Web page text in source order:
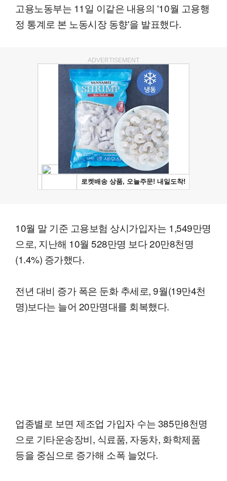
고용노동부는 11일 이같은 내용의 '10월 고용행
정 통계로 본 노동시장 동향'을 발표했다.
ADVERTISEMENT
10월 말 기준 고용보험 상시가입자는 1,549만명
으로, 지난해 10월 528만명 보다 20만8천명
(1.4%) 증가했다.
전년 대비 증가 폭은 둔화 추세로, 9월(19만4천
명)보다는 늘어 20만명대를 회복했다.
업종별로 보면 제조업 가입자 수는 385만8천명
으로 기타운송장비, 식료품, 자동차, 화학제품
등을 중심으로 증가해 소폭 늘었다.